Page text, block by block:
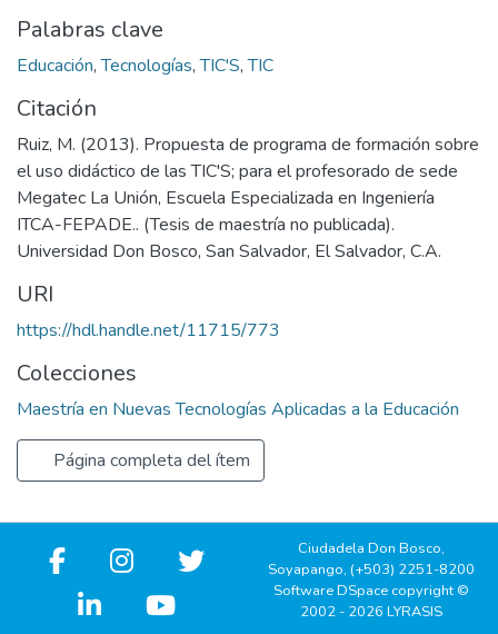
Palabras clave
Educación,Tecnologías,TIC'S,TIC
Citación
Ruiz, M. (2013). Propuesta de programa de formación sobre
el uso didáctico de las TIC'S; para el profesorado de sede
Megatec La Unión, Escuela Especializada en Ingeniería
ITCA-FEPADE.. (Tesis de maestría no publicada).
Universidad Don Bosco, San Salvador, El Salvador, C.A.
URI
https://hdl.handle.net/11715/773
Colecciones
Maestría en Nuevas Tecnologías Aplicadas a la Educación
Página completa del ítem
Ciudadela Don Bosco,
Soyapango, (+503) 2251-8200
Software DSpace copyright ©
2002 - 2026 LYRASIS